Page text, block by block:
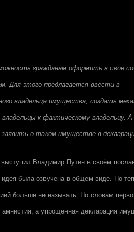
гражданам оформить в свое
Для этого предлагается ввести в
владельца имущества, создать
к фактическому владельцу.
о таком имуществе в
Владимир Путин в своём
была озвучена в общем виде. Но
больше не называть. По словам
а упрощенная декларация